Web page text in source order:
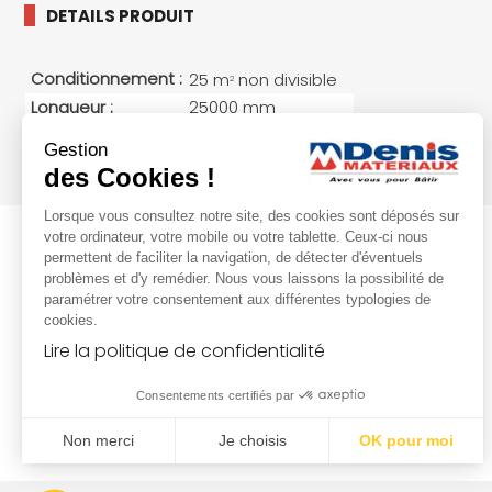
DETAILS PRODUIT
Conditionnement : 25 m2 non divisible
Longueur :
25000 mm
Poids :
0.065 kg/ML
Gestion
des Cookies !
Lorsque vous consultez notre site, des cookies sont déposés sur
votre ordinateur, votre mobile ou votre tablette. Ceux-ci nous
permettent de faciliter la navigation, de détecter d'éventuels
problèmes et d'y remédier. Nous vous laissons la possibilité de
paramétrer votre consentement aux différentes typologies de
cookies.
Lire la politique de confidentialité
Consentements certifiés par
Non merci Je choisis OK pour moi